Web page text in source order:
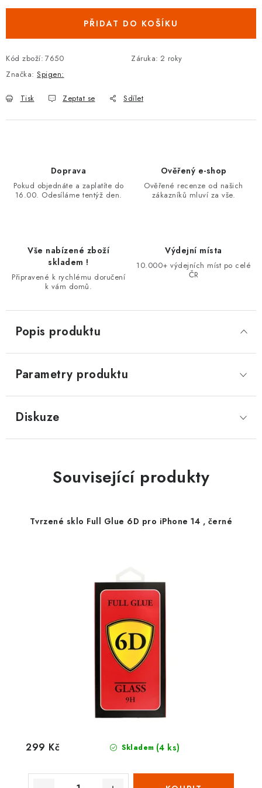
PŘIDAT DO KOŠÍKU
Kód zboží: 7650 Záruka: 2 roky
Značka: Spigen:
Tisk Zeptat se Sdílet
Doprava
Pokud objednáte a zaplatíte do
16.00. Odesíláme tentýž den.
Ověřený e-shop
Ověřené recenze od našich
zákazníků mluví za vše.
Vše nabízené zboží
skladem !
Připravené k rychlému doručení
k vám domů.
Výdejní místa
10.000+ výdejních míst po celé
ČR
Popis produktu
Parametry produktu
Diskuze
Související produkty
Tvrzené sklo Full Glue 6D pro iPhone 14 , černé
Skladem (4 ks)
299 Kč